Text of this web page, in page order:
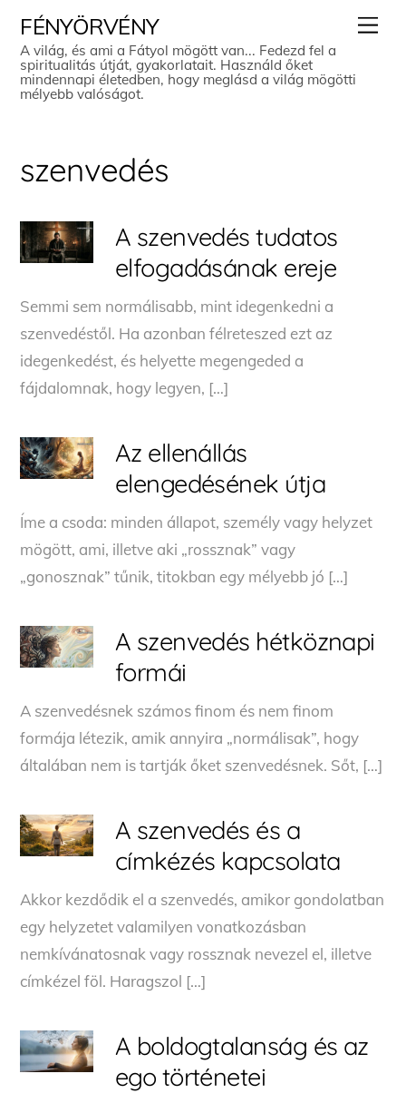
content
FÉNYÖRVÉNY
A világ, és ami a Fátyol mögött van... Fedezd fel a
spiritualitás útját, gyakorlatait. Használd őket
mindennapi életedben, hogy meglásd a világ mögötti
mélyebb valóságot.
szenvedés
A szenvedés tudatos
elfogadásának ereje
Semmi sem normálisabb, mint idegenkedni a
szenvedéstől. Ha azonban félreteszed ezt az
idegenkedést, és helyette megengeded a
fájdalomnak, hogy legyen, […]
Az ellenállás
elengedésének útja
Íme a csoda: minden állapot, személy vagy helyzet
mögött, ami, illetve aki „rossznak” vagy
„gonosznak” tűnik, titokban egy mélyebb jó […]
A szenvedés hétköznapi
formái
A szenvedésnek számos finom és nem finom
formája létezik, amik annyira „normálisak”, hogy
általában nem is tartják őket szenvedésnek. Sőt, […]
A szenvedés és a
címkézés kapcsolata
Akkor kezdődik el a szenvedés, amikor gondolatban
egy helyzetet valamilyen vonatkozásban
nemkívánatosnak vagy rossznak nevezel el, illetve
címkézel föl. Haragszol […]
A boldogtalanság és az
ego történetei